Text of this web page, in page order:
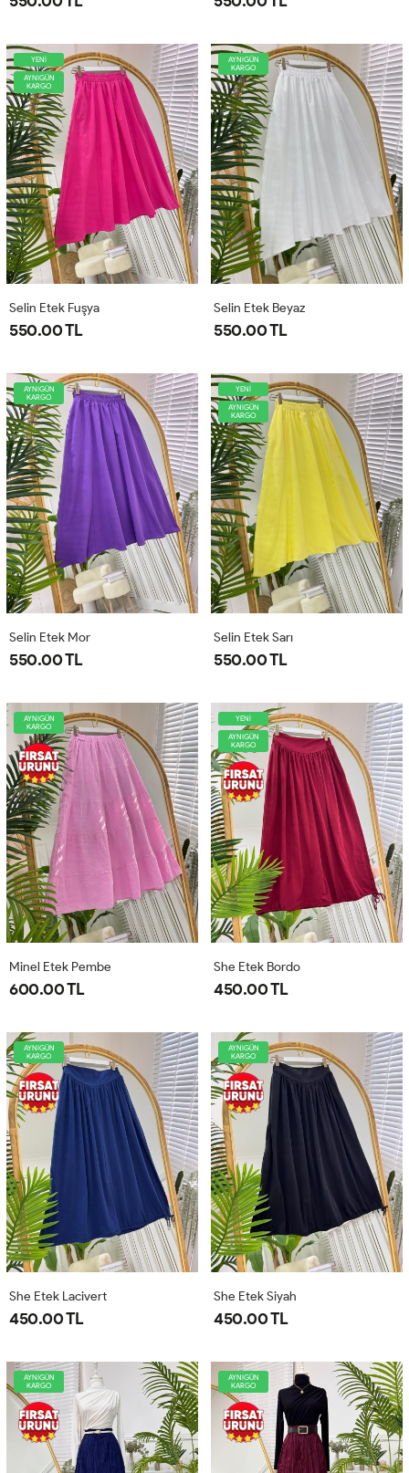
YENİ
AYNIGÜN
KARGO
Selin Etek Fuşya
550.00 TL
AYNIGÜN
KARGO
Selin Etek Beyaz
550.00 TL
AYNIGÜN
KARGO
Selin Etek Mor
550.00 TL
YENİ
AYNIGÜN
KARGO
Selin Etek Sarı
550.00 TL
AYNIGÜN
KARGO
Minel Etek Pembe
600.00 TL
YENİ
AYNIGÜN
KARGO
She Etek Bordo
450.00 TL
AYNIGÜN
KARGO
She Etek Lacivert
450.00 TL
AYNIGÜN
KARGO
She Etek Siyah
450.00 TL
AYNIGÜN
KARGO
AYNIGÜN
KARGO